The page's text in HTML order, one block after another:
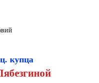
купца